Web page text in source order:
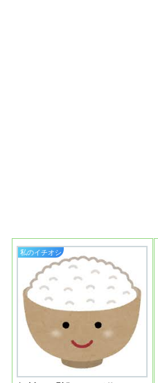
私のイチオシ